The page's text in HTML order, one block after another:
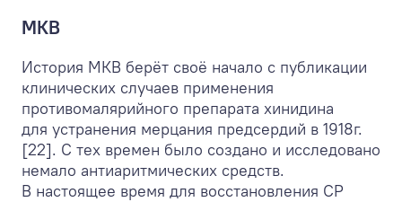
МКВ
История МКВ берёт своё начало с публикации
клинических случаев применения
противомалярийного препарата хинидина
для устранения мерцания предсердий в 1918г.
[22]. С тех времен было создано и исследовано
немало антиаритмических средств.
В настоящее время для восстановления СР